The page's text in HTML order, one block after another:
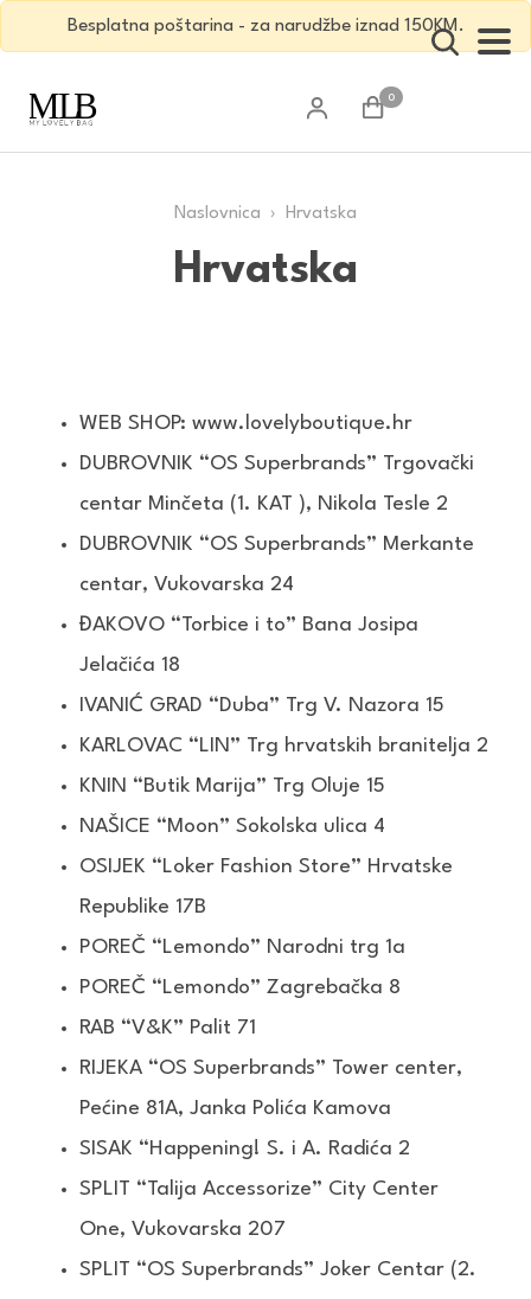
Besplatna poštarina - za narudžbe iznad 150KM.
0
Naslovnica › Hrvatska
Hrvatska
WEB SHOP: www.lovelyboutique.hr
DUBROVNIK “OS Superbrands” Trgovački
centar Minčeta (1. KAT ), Nikola Tesle 2
DUBROVNIK “OS Superbrands” Merkante
centar, Vukovarska 24
ĐAKOVO “Torbice i to” Bana Josipa
Jelačića 18
IVANIĆ GRAD “Duba” Trg V. Nazora 15
KARLOVAC “LIN” Trg hrvatskih branitelja 2
KNIN “Butik Marija” Trg Oluje 15
NAŠICE “Moon” Sokolska ulica 4
OSIJEK “Loker Fashion Store” Hrvatske
Republike 17B
POREČ “Lemondo” Narodni trg 1a
POREČ “Lemondo” Zagrebačka 8
RAB “V&K” Palit 71
RIJEKA “OS Superbrands” Tower center,
Pećine 81A, Janka Polića Kamova
SISAK “Happening! S. i A. Radića 2
SPLIT “Talija Accessorize” City Center
One, Vukovarska 207
SPLIT “OS Superbrands” Joker Centar (2.